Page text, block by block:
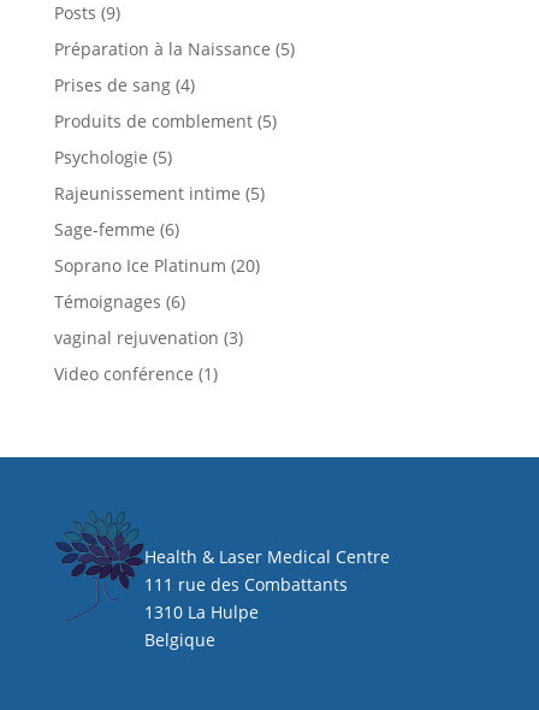
Posts (9)
Préparation à la Naissance (5)
Prises de sang(4)
Produits de comblement(5)
Psychologie (5)
Rajeunissement intime (5)
Sage-femme (6)
Soprano Ice Platinum (20)
Témoignages (6)
vaginal rejuvenation (3)
Video conférence (1)
Health & Laser Medical Centre
111 rue des Combattants
1310 La Hulpe
Belgique